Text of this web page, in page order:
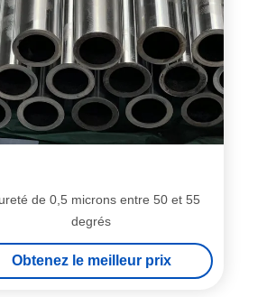
de 0,5 microns entre 50 et 55
degrés
Obtenez le meilleur prix